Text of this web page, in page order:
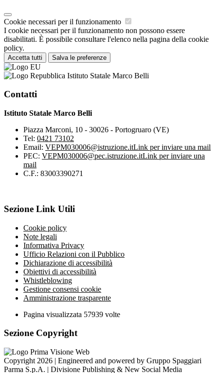
Cookie necessari per il funzionamento
I cookie necessari per il funzionamento non possono essere
disabilitati. È possibile consultare l'elenco nella pagina della cookie
policy.
Accetta tutti Salva le preferenze
Istituto Statale Marco Belli
Contatti
Istituto Statale Marco Belli
Piazza Marconi, 10 - 30026 - Portogruaro (VE)
Tel: 0421 73102
Email: VEPM030006@istruzione.itLink per inviare una mail
PEC: VEPM030006@pec.istruzione.itLink per inviare una
mail
C.F.: 83003390271
Sezione Link Utili
Cookie policy
Note legali
Informativa Privacy
Ufficio Relazioni con il Pubblico
Dichiarazione di accessibilità
Obiettivi di accessibilità
Whistleblowing
Gestione consensi cookie
Amministrazione trasparente
Pagina visualizzata 57939 volte
Sezione Copyright
Copyright 2026 | Engineered and powered by Gruppo Spaggiari
Parma S.p.A. | Divisione Publishing & New Social Media